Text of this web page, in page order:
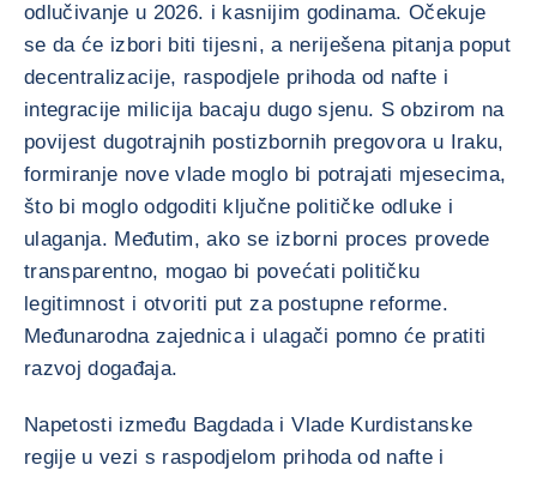
odlučivanje u 2026. i kasnijim godinama. Očekuje
se da će izbori biti tijesni, a neriješena pitanja poput
decentralizacije, raspodjele prihoda od nafte i
integracije milicija bacaju dugo sjenu. S obzirom na
povijest dugotrajnih postizbornih pregovora u Iraku,
formiranje nove vlade moglo bi potrajati mjesecima,
što bi moglo odgoditi ključne političke odluke i
ulaganja. Međutim, ako se izborni proces provede
transparentno, mogao bi povećati političku
legitimnost i otvoriti put za postupne reforme.
Međunarodna zajednica i ulagači pomno će pratiti
razvoj događaja.
Napetosti između Bagdada i Vlade Kurdistanske
regije u vezi s raspodjelom prihoda od nafte i